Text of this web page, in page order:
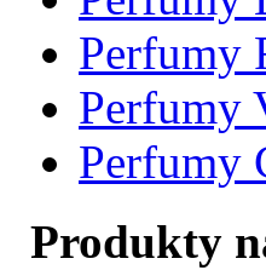
Perfumy
Perfumy
Perfumy
Produkty